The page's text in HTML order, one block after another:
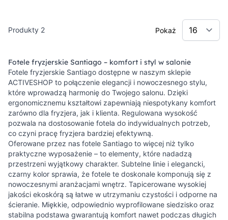
Produkty 2 Pokaż
Fotele fryzjerskie Santiago – komfort i styl w salonie
Fotele fryzjerskie Santiago dostępne w naszym sklepie
ACTIVESHOP to połączenie elegancji i nowoczesnego stylu,
które wprowadzą harmonię do Twojego salonu. Dzięki
ergonomicznemu kształtowi zapewniają niespotykany komfort
zarówno dla fryzjera, jak i klienta. Regulowana wysokość
pozwala na dostosowanie fotela do indywidualnych potrzeb,
co czyni pracę fryzjera bardziej efektywną.
Oferowane przez nas fotele Santiago to więcej niż tylko
praktyczne wyposażenie – to elementy, które nadadzą
przestrzeni wyjątkowy charakter. Subtelne linie i elegancki,
czarny kolor sprawia, że fotele te doskonale komponują się z
nowoczesnymi aranżacjami wnętrz. Tapicerowane wysokiej
jakości ekoskórą są łatwe w utrzymaniu czystości i odporne na
ścieranie. Miękkie, odpowiednio wyprofilowane siedzisko oraz
stabilna podstawa gwarantują komfort nawet podczas długich